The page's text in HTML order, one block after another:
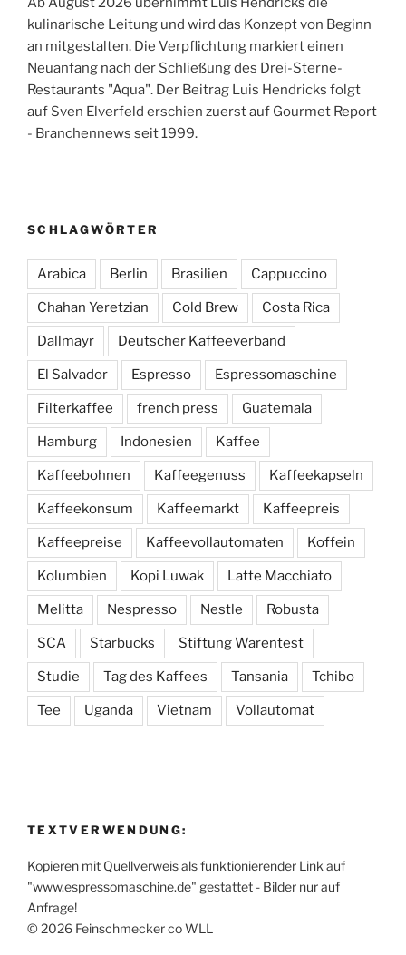
kulinarische Leitung und wird das Konzept von Beginn
an mitgestalten. Die Verpflichtung markiert einen
Neuanfang nach der Schließung des Drei-Sterne-
Restaurants "Aqua". Der Beitrag Luis Hendricks folgt
auf Sven Elverfeld erschien zuerst auf Gourmet Report
- Branchennews seit 1999.
SCHLAGWÖRTER
Arabica Berlin Brasilien Cappuccino
Chahan Yeretzian Cold Brew Costa Rica
Dallmayr Deutscher Kaffeeverband
El Salvador Espresso Espressomaschine
Filterkaffee french press Guatemala
Hamburg Indonesien Kaffee
Kaffeebohnen Kaffeegenuss Kaffeekapseln
Kaffeekonsum Kaffeemarkt Kaffeepreis
Kaffeepreise Kaffeevollautomaten Koffein
Kolumbien Kopi Luwak Latte Macchiato
Melitta Nespresso Nestle Robusta
SCA Starbucks Stiftung Warentest
Studie Tag des Kaffees Tansania Tchibo
Tee Uganda Vietnam Vollautomat
TEXTVERWENDUNG:
Kopieren mit Quellverweis als funktionierender Link auf
"www.espressomaschine.de" gestattet - Bilder nur auf
Anfrage!
© 2026 Feinschmecker co WLL